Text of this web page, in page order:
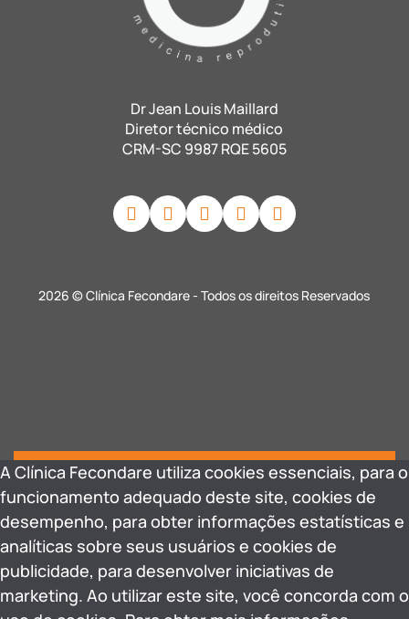
Dr Jean Louis Maillard
Diretor técnico médico
CRM-SC 9987 RQE 5605
2026 © Clínica Fecondare - Todos os direitos Reservados
A Clínica Fecondare utiliza cookies essenciais, para o
funcionamento adequado deste site, cookies de
desempenho, para obter informações estatísticas e
analíticas sobre seus usuários e cookies de
publicidade, para desenvolver iniciativas de
marketing. Ao utilizar este site, você concorda com o